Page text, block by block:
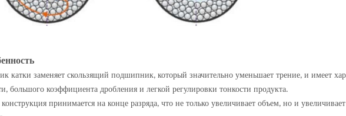
катки заменяет скользящий подшипник, который значительно уменьшает трение, и имеет
, большого коэффициента дробления и легкой регулировки тонкости продукта.
принимается на конце разряда, что не только увеличивает объем, но и